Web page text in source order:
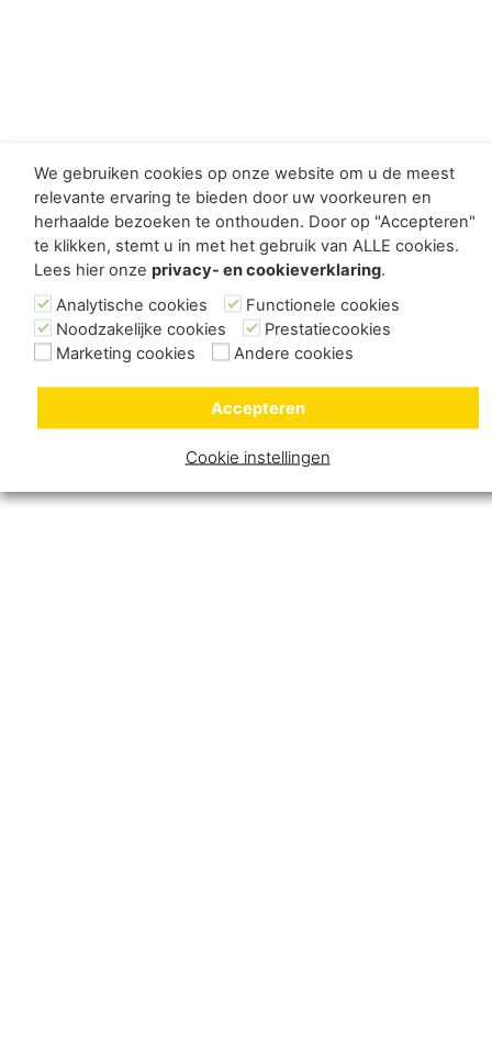
We gebruiken cookies op onze website om u de meest
relevante ervaring te bieden door uw voorkeuren en
herhaalde bezoeken te onthouden. Door op "Accepteren"
te klikken, stemt u in met het gebruik van ALLE cookies.
Lees hier onze privacy- en cookieverklaring.
Analytische cookies
Functionele cookies
Noodzakelijke cookies
Prestatiecookies
Marketing cookies
Andere cookies
Cookie instellingen
Accepteren